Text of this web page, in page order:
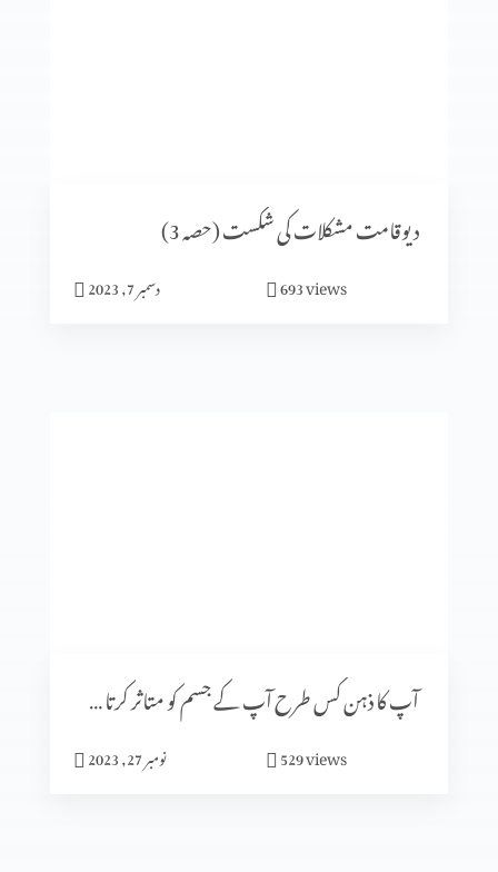
میں جلدی میں مگر خدا نہیں
گلتیوں (حصہ 2)
دیوقامت مشکلات کی شکست (حصہ 3)
دسمبر 7, 2023 693views
آپ کا ذہن کس طرح آپ کے جسم کو متاثر کرتا ہے (پارٹ 2)
نومبر 27, 2023 529views